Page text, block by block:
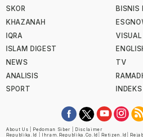
SKOR
KHAZANAH
IQRA
ISLAM DIGEST
NEWS
ANALISIS
SPORT
BISNIS
VISUAL
TV
INDEKS
About Us Pedoman Siber
Disclaimer
Republika.id
Ihram.republika.co.id Retizen.id